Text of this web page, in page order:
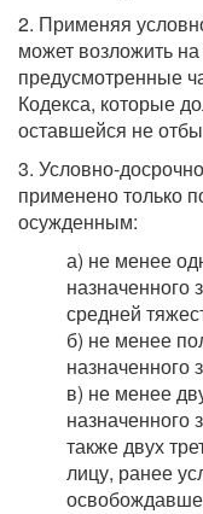
2. Применяя
может возложить
предусмотренные
Кодекса, которые
оставшейся не
3. Условно-
применено только
осужденным:
а) не менее
назначенного
средней
б) не менее
назначенного
в) не менее
назначенного
также двух
лицу, ранее